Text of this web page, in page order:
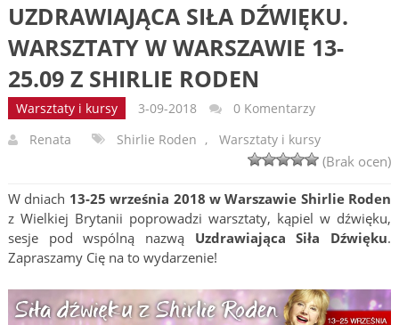
UZDRAWIAJĄCA SIŁA DŹWIĘKU.
WARSZTATY W WARSZAWIE 13-
25.09 Z SHIRLIE RODEN
Warsztaty i kursy 3-09-2018
0 Komentarzy
Renata
Shirlie Roden , Warsztaty i kursy
(Brak ocen)
W dniach 13-25 września 2018 w Warszawie Shirlie Roden
z Wielkiej Brytanii poprowadzi warsztaty, kąpiel w dźwięku,
sesje pod wspólną nazwą Uzdrawiająca Siła Dźwięku.
Zapraszamy Cię na to wydarzenie!